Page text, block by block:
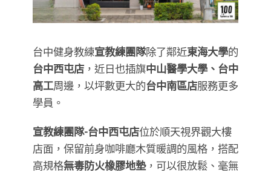
台中健身教練宣教練團隊除了鄰近東海大學的
台中西屯店 ，近日也插旗中山醫學大學、台中
高工周邊，以坪數更大的台中南區店服務更多
學員。
宣教練團隊-台中西屯店位於順天視界觀大樓
店面，保留前身咖啡廳木質暖調的風格，搭配
高規格無毒防火橡膠地墊，可以很放鬆、毫無